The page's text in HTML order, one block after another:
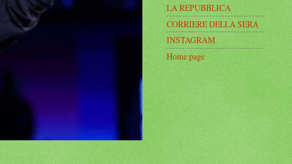
LA REPUBBLICA
CORRIERE DELLA SERA
INSTAGRAM
Home page